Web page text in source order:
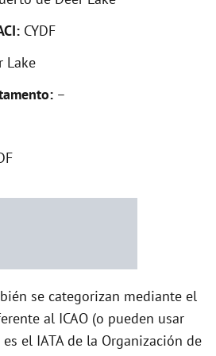
i
e
CYDF
Lake
–
se categorizan mediante el
al ICAO (o pueden usar
el IATA de la Organización de